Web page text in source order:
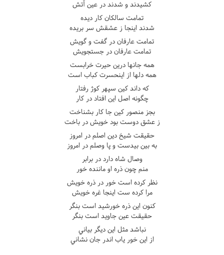
کشيدند و شدند در عين آتش
تمامت سالکان کار ديده
شدند اينجا ز عشقش سر بريده
تمامت عارفان در گفت و گويش
تمامت عارفان در جستجويش
همه جانها درين حيرت خرابست
همه دلها از اينحسرت کباب است
که داند کين سپهر کوژ رفتار
چگونه اصل اين افتاد در کار
بجز منصور کين جا کار بشناخت
ز عشق دوست بود خويش در باخت
حقيقت شيخ دين اصلم در امروز
به بين بيدست و پا وصلم در امروز
وصال شاه دارد در برابر
منم چون ذره او ماننده خور
نظر کرده است خور در ذره خويش
مرا کرده ست اينجا غره خويش
کنون اين ذره خورشيد است بنگر
حقيقت عين جاويد است بنگر
نباشد مثل اين ديگر بياني
از اين خور ياب اندر جان نشاني